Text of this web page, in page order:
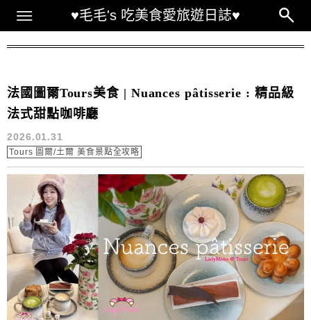
♥毛毛's 吃美食愛旅遊日誌♥
Main Menu
法國圖爾Tours美食 | Nuances pâtisserie : 精品級
法式甜點咖啡廳
2026.01.31
Tours 圖爾/土爾 美食景點全攻略